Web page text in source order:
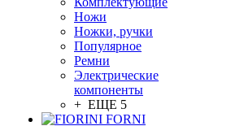
Ножи
Ножки, ручки
Популярное
Ремни
Электрические
компоненты
+ ЕЩЕ 5